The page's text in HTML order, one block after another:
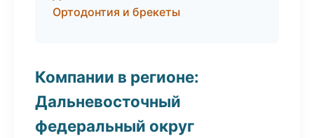
Ортодонтия и брекеты
Компании в регионе:
Дальневосточный
федеральный округ